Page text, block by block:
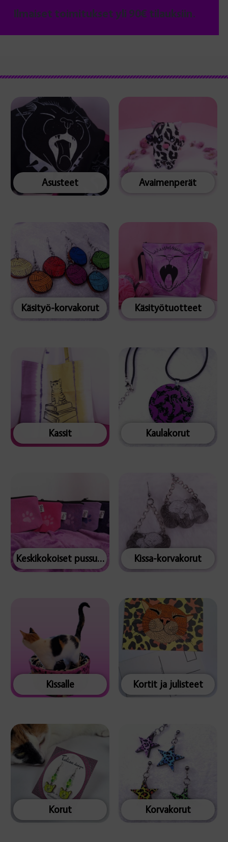
Ilmaiset toimitukset yli 90€ tilauksiin.
Asusteet Avaimenperät
Käsityö-korvakorut Käsityötuotteet
Kassit Kaulakorut
Keskikokoiset pussukat Kissa-korvakorut
Kissalle Kortit ja julisteet
Korut Korvakorut